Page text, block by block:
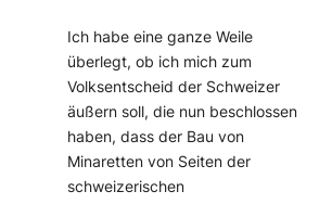
Ich habe eine ganze Weile
überlegt, ob ich mich zum
Volksentscheid der Schweizer
äußern soll, die nun beschlossen
haben, dass der Bau von
Minaretten von Seiten der
schweizerischen